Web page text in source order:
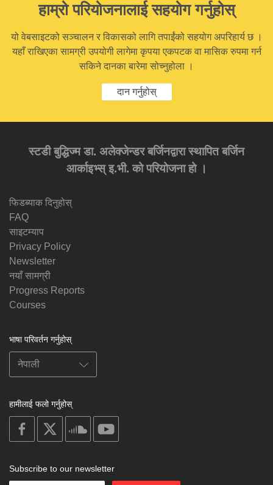
हाम्रो परियोजनालाई सहयोग गर्नुहोस्
यो वेबसाइटको सञ्चालन र विकासको लागि तपाईंको सहयोग अपरिहार्य छ ।
यहाँ राखिएका सामग्री उपयोगी लागेमा कृपया एकपटक वा मासिक रुपमा गर्न
सकिने दानका बारेमा सोच्नुहोला ।
दान गर्नुहोस्
स्टडी बुद्धिज्म डा. अलेक्जेन्डर बर्जिनद्वारा स्थापित बर्जिन
आर्काइभ्स् इ.भी. को परियोजना हो ।
फिडब्याक दिनुहोस्
FAQ
साइटम्याप
Privacy Policy
Newsletter
नयाँ सामग्री
Progress Reports
Courses
भाषा परिवर्तन गर्नुहोस्
हामीलाई फलो गर्नुहोस्
on
facebook
soundcloud
Subscribe to our newsletter